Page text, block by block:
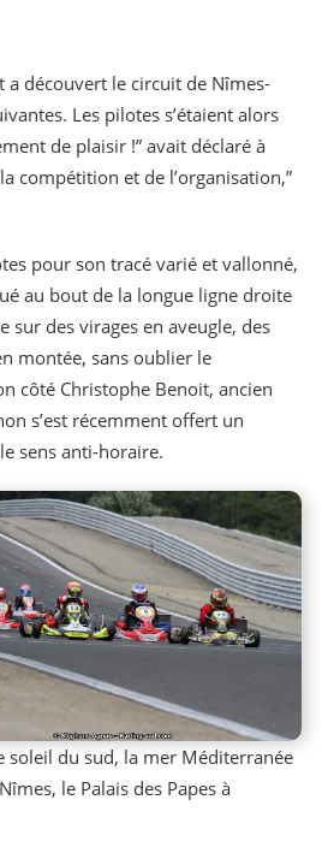
a découvert le circuit de Nîmes-
Les pilotes s’étaient alors
de plaisir !” avait déclaré à
compétition et de l’organisation,”
pour son tracé varié et vallonné,
au bout de la longue ligne droite
des virages en aveugle, des
montée, sans oublier le
côté Christophe Benoit, ancien
s’est récemment offert un
sens anti-horaire.
soleil du sud, la mer Méditerranée
le Palais des Papes à